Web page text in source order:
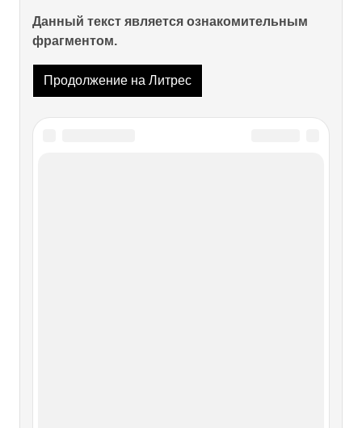
Данный текст является ознакомительным
фрагментом.
Продолжение на Литрес